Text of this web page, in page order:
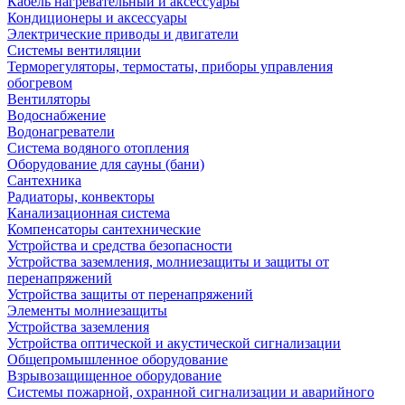
Кондиционеры и аксессуары
Электрические приводы и двигатели
Системы вентиляции
Терморегуляторы, термостаты, приборы управления
обогревом
Вентиляторы
Водоснабжение
Водонагреватели
Система водяного отопления
Оборудование для сауны (бани)
Сантехника
Радиаторы, конвекторы
Канализационная система
Компенсаторы сантехнические
Устройства и средства безопасности
Устройства заземления, молниезащиты и защиты от
перенапряжений
Устройства защиты от перенапряжений
Элементы молниезащиты
Устройства заземления
Устройства оптической и акустической сигнализации
Общепромышленное оборудование
Взрывозащищенное оборудование
Системы пожарной, охранной сигнализации и аварийного